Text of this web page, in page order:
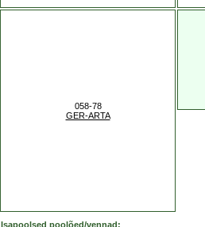
058-78
GER-ARTA
Isapoolsed poolõed/vennad: